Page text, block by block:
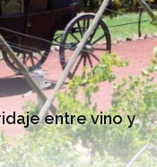
entre vino y